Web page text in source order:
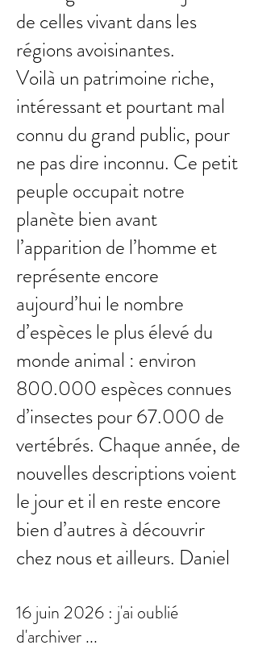
de celles vivant dans les
régions avoisinantes.
Voilà un patrimoine riche,
intéressant et pourtant mal
connu du grand public, pour
ne pas dire inconnu. Ce petit
peuple occupait notre
planète bien avant
l’apparition de l’homme et
représente encore
aujourd’hui le nombre
d’espèces le plus élevé du
monde animal : environ
800.000 espèces connues
d’insectes pour 67.000 de
vertébrés. Chaque année, de
nouvelles descriptions voient
le jour et il en reste encore
bien d’autres à découvrir
chez nous et ailleurs. Daniel
16 juin 2026 : j'ai oublié
d'archiver ...